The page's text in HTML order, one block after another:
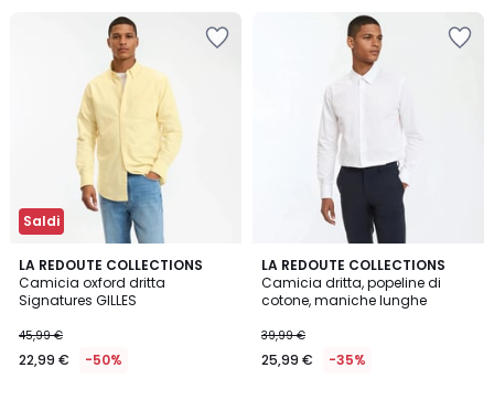
Saldi
LA REDOUTE COLLECTIONS
Camicia oxford dritta
Signatures GILLES
45,99 €
22,99 € -50%
LA REDOUTE COLLECTIONS
Camicia dritta, popeline di
cotone, maniche lunghe
39,99 €
25,99 € -35%
5
/
5